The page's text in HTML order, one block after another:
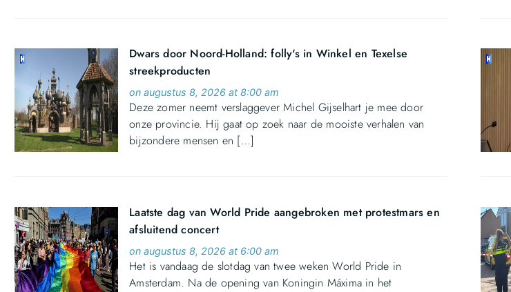
Dwars door Noord-Holland: folly's in Winkel en Texelse
streekproducten
on augustus 8, 2026 at 8:00 am
Deze zomer neemt verslaggever Michel Gijselhart je mee door
onze provincie. Hij gaat op zoek naar de mooiste verhalen van
bijzondere mensen en […]
Laatste dag van World Pride aangebroken met protestmars en
afsluitend concert
on augustus 8, 2026 at 6:00 am
Het is vandaag de slotdag van twee weken World Pride in
Amsterdam. Na de opening van Koningin Máxima in het